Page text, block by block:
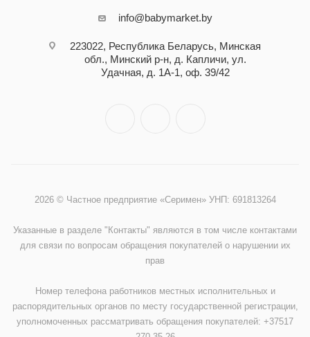
info@babymarket.by
223022, Республика Беларусь, Минская
обл., Минский р-н, д. Капличи, ул.
Удачная, д. 1А-1, оф. 39/42
2026 © Частное предприятие «Серимен» УНП: 691813264
Указанные в разделе "Контакты" являются в том числе контактами
для связи по вопросам обращения покупателей о нарушении их
прав
Номер телефона работников местных исполнительных и
распорядительных органов по месту государственной регистрации,
уполномоченных рассматривать обращения покупателей: +37517